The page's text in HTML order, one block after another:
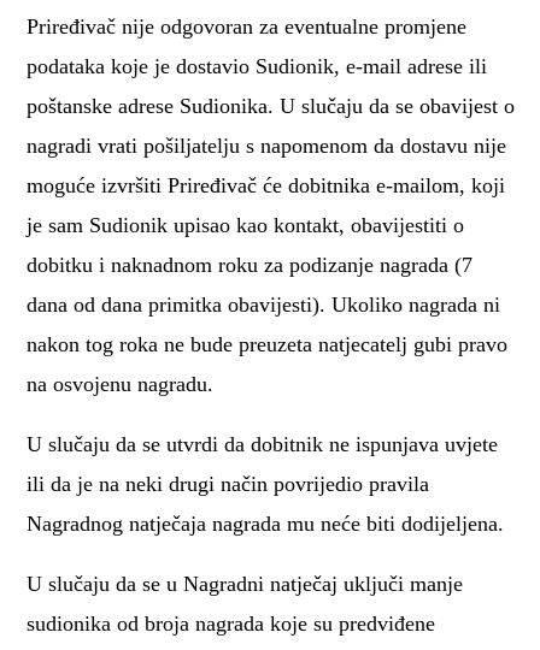
Priređivač nije odgovoran za eventualne promjene
podataka koje je dostavio Sudionik, e-mail adrese ili
poštanske adrese Sudionika. U slučaju da se obavijest o
nagradi vrati pošiljatelju s napomenom da dostavu nije
moguće izvršiti Priređivač će dobitnika e-mailom, koji
je sam Sudionik upisao kao kontakt, obavijestiti o
dobitku i naknadnom roku za podizanje nagrada (7
dana od dana primitka obavijesti). Ukoliko nagrada ni
nakon tog roka ne bude preuzeta natjecatelj gubi pravo
na osvojenu nagradu.
U slučaju da se utvrdi da dobitnik ne ispunjava uvjete
ili da je na neki drugi način povrijedio pravila
Nagradnog natječaja nagrada mu neće biti dodijeljena.
U slučaju da se u Nagradni natječaj uključi manje
sudionika od broja nagrada koje su predviđene